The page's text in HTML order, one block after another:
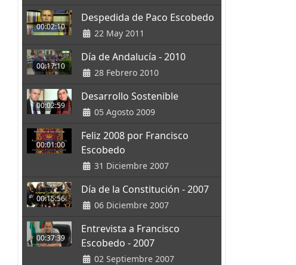
00:02:10
Despedida de Paco Escobedo
22 May 2011
00:17:10
Día de Andalucía - 2010
28 Febrero 2010
00:02:59
Desarrollo Sostenible
05 Agosto 2009
00:01:00
Feliz 2008 por Francisco
Escobedo
31 Diciembre 2007
00:15:56
Día de la Constitución - 2007
06 Diciembre 2007
00:37:39
Entrevista a Francisco
Escobedo - 2007
02 Septiembre 2007